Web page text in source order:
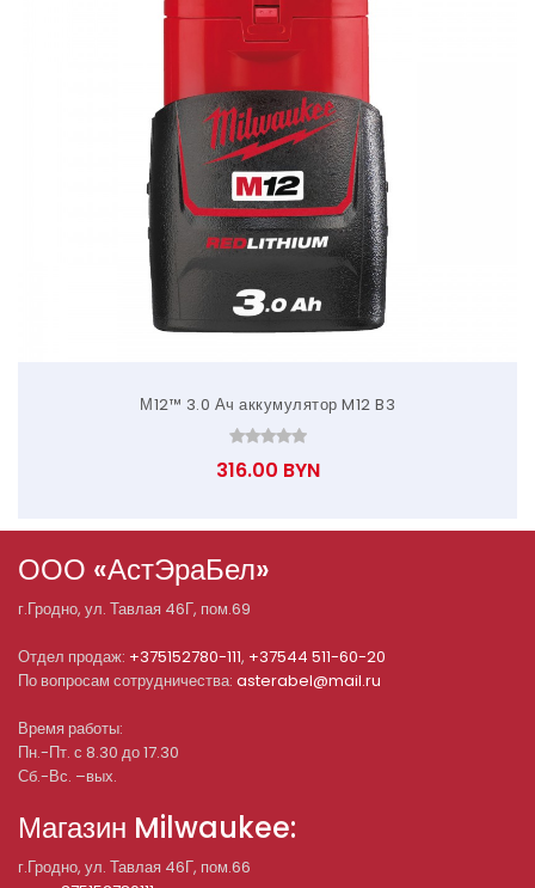
М12™ 3.0 Ач аккумулятор M12 B3
316.00 BYN
ООО «АстЭраБел»
г.Гродно, ул. Тавлая 46Г, пом.69
Отдел продаж: +375152780-111, +37544 511-60-20
По вопросам сотрудничества: asterabel@mail.ru
Время работы:
Пн.-Пт. с 8.30 до 17.30
Сб.-Вс. –вых.
Магазин Milwaukee:
г.Гродно, ул. Тавлая 46Г, пом.66